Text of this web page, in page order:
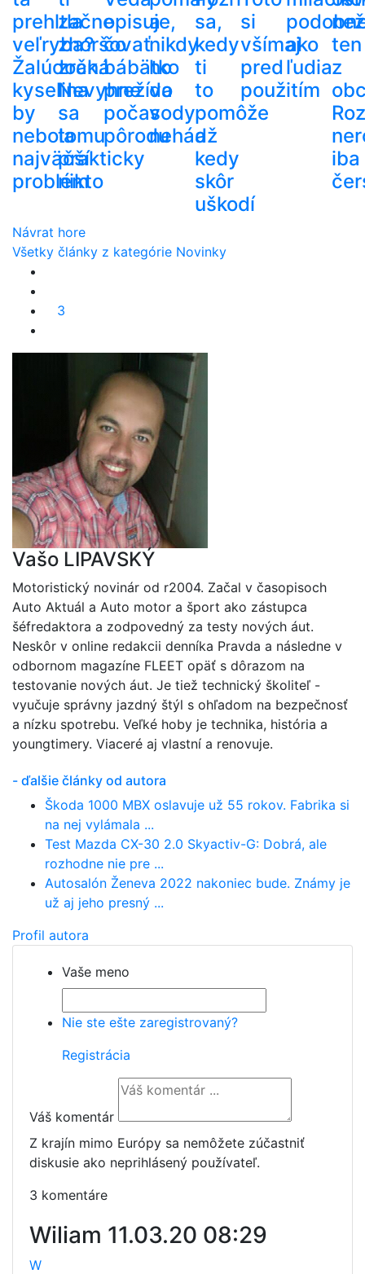
prehltla
veľryba?
Žalúdočná
kyselina
by
nebola
najväčší
problém
začne
zhoršovať
zrak.
Nevyhne
sa
tomu
prakticky
nikto
opisuje,
čo
bábätko
prežíva
počas
pôrodu
a
nikdy
ho
do
vody
nehádž
sa,
kedy
ti
to
pomôže
a
kedy
skôr
uškodí
si
všímaj
pred
použitím
ako
ľudia
než
ten
z
iba
Návrat hore
Všetky články z kategórie Novinky
3
Vašo LIPAVSKÝ
Motoristický novinár od r2004. Začal v časopisoch
Auto Aktuál a Auto motor a šport ako zástupca
šéfredaktora a zodpovedný za testy nových áut.
Neskôr v online redakcii denníka Pravda a následne v
odbornom magazíne FLEET opäť s dôrazom na
testovanie nových áut. Je tiež technický školiteľ -
vyučuje správny jazdný štýl s ohľadom na bezpečnosť
a nízku spotrebu. Veľké hoby je technika, história a
youngtimery. Viaceré aj vlastní a renovuje.
- ďalšie články od autora
Škoda 1000 MBX oslavuje už 55 rokov. Fabrika si
na nej vylámala ...
Test Mazda CX-30 2.0 Skyactiv-G: Dobrá, ale
rozhodne nie pre ...
Autosalón Ženeva 2022 nakoniec bude. Známy je
už aj jeho presný ...
Profil autora
Vaše meno
Nie ste ešte zaregistrovaný?
Registrácia
Váš komentár
Z krajín mimo Európy sa nemôžete zúčastniť
diskusie ako neprihlásený používateľ.
3 komentáre
Wiliam 11.03.20 08:29
W